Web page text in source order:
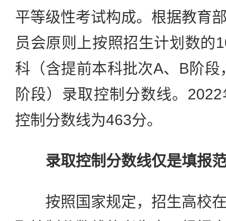
平等级性考试构成。根据教育
员会原则上按照招生计划数的
科（含提前本科批次A、B阶
阶段）录取控制分数线。
控制分数线为463分。
录取控制分数线仅是填报
按照国家规定，招生高校在